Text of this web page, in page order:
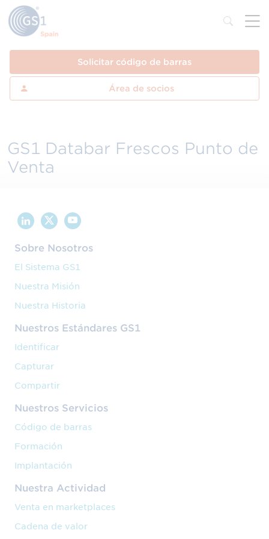
Solicitar código de barras
Área de socios
GS1 Databar Frescos Punto de
Venta
Sobre Nosotros
El Sistema GS1
Nuestra Misión
Nuestra Historia
Nuestros Estándares GS1
Identificar
Capturar
Compartir
Nuestros Servicios
Código de barras
Formación
Implantación
Nuestra Actividad
Venta en marketplaces
Cadena de valor